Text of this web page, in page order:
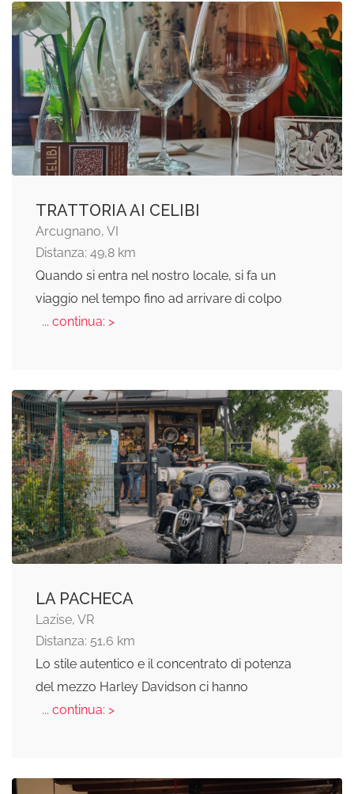
TRATTORIA AI CELIBI
Arcugnano, VI
Distanza: 49,8 km
Quando si entra nel nostro locale, si fa un
viaggio nel tempo fino ad arrivare di colpo
... continua: >
LA PACHECA
Lazise, VR
Distanza: 51,6 km
Lo stile autentico e il concentrato di potenza
del mezzo Harley Davidson ci hanno
... continua: >